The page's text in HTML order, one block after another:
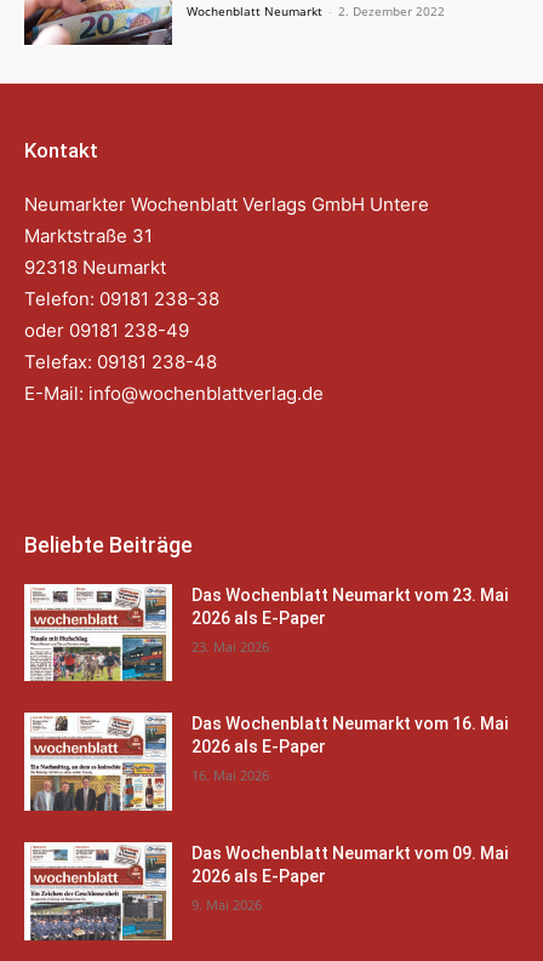
Wochenblatt Neumarkt - 2. Dezember 2022
Kontakt
Neumarkter Wochenblatt Verlags GmbH Untere
Marktstraße 31
92318 Neumarkt
Telefon: 09181 238-38
oder 09181 238-49
Telefax: 09181 238-48
E-Mail: info@wochenblattverlag.de
Beliebte Beiträge
Das Wochenblatt Neumarkt vom 23. Mai
2026 als E-Paper
23. Mai 2026
Das Wochenblatt Neumarkt vom 16. Mai
2026 als E-Paper
16. Mai 2026
Das Wochenblatt Neumarkt vom 09. Mai
2026 als E-Paper
9. Mai 2026